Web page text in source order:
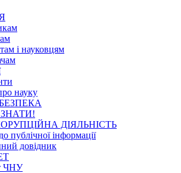
і науковцям
науку
ДІЯЛЬНІСТЬ
публічної інформації
довідник
ЧНУ